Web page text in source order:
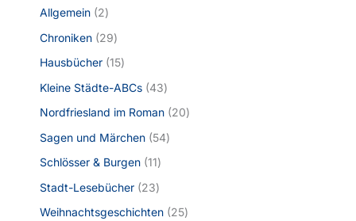
Allgemein 2
Chroniken 29
Hausbücher 15
Kleine Städte-ABCs 43
Nordfriesland im Roman 20
Sagen und Märchen 54
Schlösser & Burgen 11
Stadt-Lesebücher 23
Weihnachtsgeschichten 25